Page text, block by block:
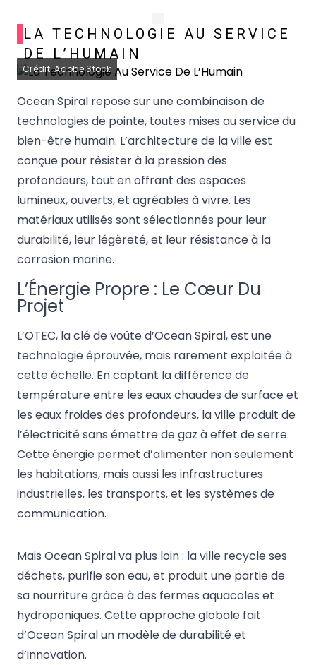
LA TECHNOLOGIE AU SERVICE
DE L’HUMAIN
Crédit: Adobe Stock
Ocean Spiral repose sur une combinaison de
technologies de pointe, toutes mises au service du
bien-être humain. L’architecture de la ville est
conçue pour résister à la pression des
profondeurs, tout en offrant des espaces
lumineux, ouverts, et agréables à vivre. Les
matériaux utilisés sont sélectionnés pour leur
durabilité, leur légèreté, et leur résistance à la
corrosion marine.
L’Énergie Propre : Le Cœur Du
Projet
L’OTEC, la clé de voûte d’Ocean Spiral, est une
technologie éprouvée, mais rarement exploitée à
cette échelle. En captant la différence de
température entre les eaux chaudes de surface et
les eaux froides des profondeurs, la ville produit de
l’électricité sans émettre de gaz à effet de serre.
Cette énergie permet d’alimenter non seulement
les habitations, mais aussi les infrastructures
industrielles, les transports, et les systèmes de
communication.
Mais Ocean Spiral va plus loin : la ville recycle ses
déchets, purifie son eau, et produit une partie de
sa nourriture grâce à des fermes aquacoles et
hydroponiques. Cette approche globale fait
d’Ocean Spiral un modèle de durabilité et
d’innovation.